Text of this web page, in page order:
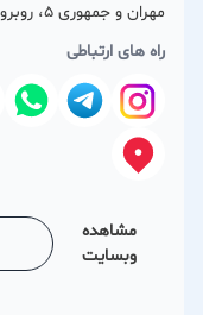
مهران و جمهوری 5، روبروی کلانتری ۱۲
راه های ارتباطی
مشاهده
وبسایت